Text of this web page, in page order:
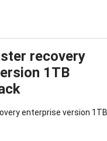
recovery
1TB
enterprise version 1TB